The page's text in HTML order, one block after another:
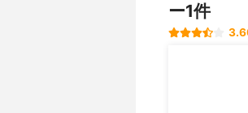
ー1件